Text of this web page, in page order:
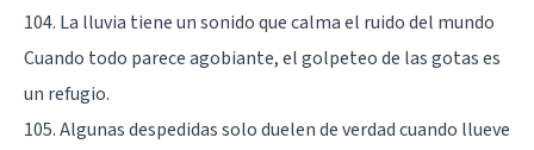
104. La lluvia tiene un sonido que calma el ruido del mundo
Cuando todo parece agobiante, el golpeteo de las gotas es
un refugio.
105. Algunas despedidas solo duelen de verdad cuando llueve